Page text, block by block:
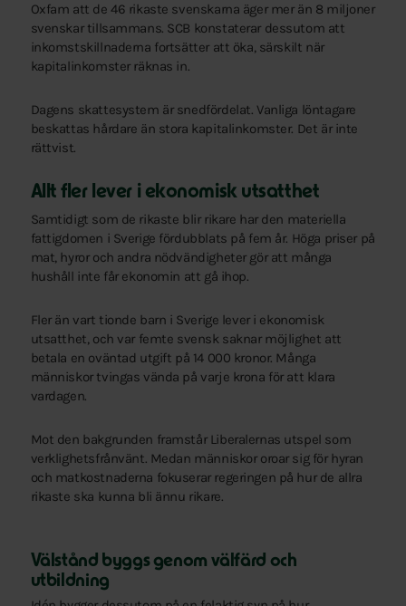
Oxfam att de 46 rikaste svenskarna äger mer än 8 miljoner
svenskar tillsammans. SCB konstaterar dessutom att
inkomstskillnaderna fortsätter att öka, särskilt när
kapitalinkomster räknas in.
Dagens skattesystem är snedfördelat. Vanliga löntagare
beskattas hårdare än stora kapitalinkomster. Det är inte
rättvist.
Allt fler lever i ekonomisk utsatthet
Samtidigt som de rikaste blir rikare har den materiella
fattigdomen i Sverige fördubblats på fem år. Höga priser på
mat, hyror och andra nödvändigheter gör att många
hushåll inte får ekonomin att gå ihop.
Fler än vart tionde barn i Sverige lever i ekonomisk
utsatthet, och var femte svensk saknar möjlighet att
betala en oväntad utgift på 14 000 kronor. Många
människor tvingas vända på varje krona för att klara
vardagen.
Mot den bakgrunden framstår Liberalernas utspel som
verklighetsfrånvänt. Medan människor oroar sig för hyran
och matkostnaderna fokuserar regeringen på hur de allra
rikaste ska kunna bli ännu rikare.
Välstånd byggs genom välfärd och
utbildning